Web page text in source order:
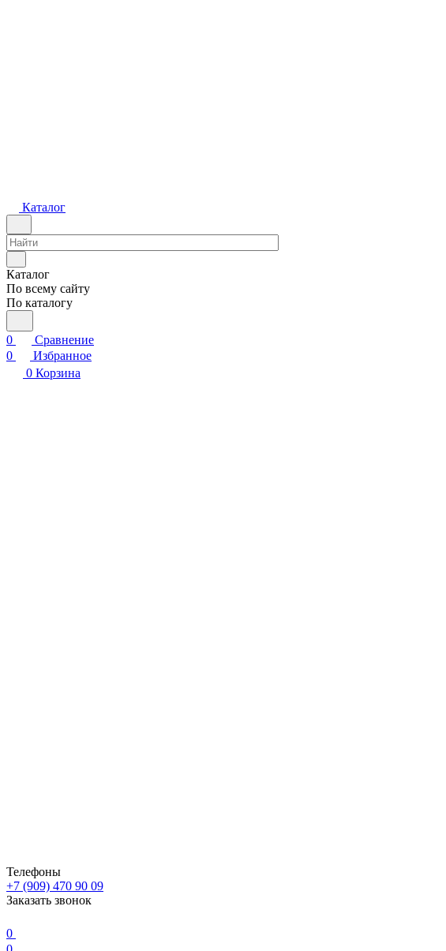
Каталог
Каталог
По всему сайту
По каталогу
0
Сравнение
0
Избранное
0 Корзина
Телефоны
+7 (909) 470 90 09
Заказать звонок
0